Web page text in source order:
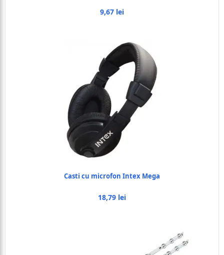
9,67 lei
Casti cu microfon Intex Mega
18,79 lei